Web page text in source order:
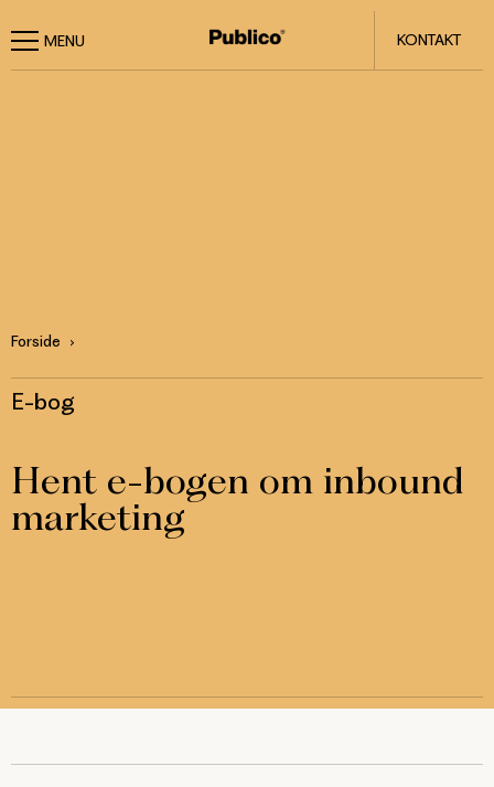
KONTAKT
Forside
E-bog
Hent e-bogen om inbound
marketing